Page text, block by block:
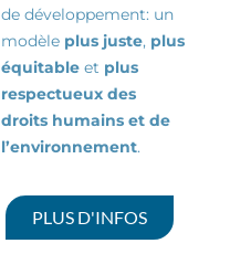
de développement: un
modèle plus juste, plus
équitable et plus
respectueux des
droits humains et de
l’environnement.
PLUS D'INFOS